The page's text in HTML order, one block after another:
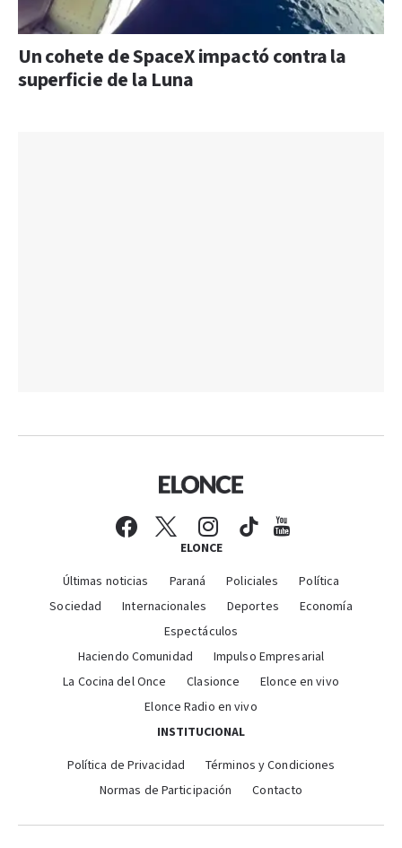
Un cohete de SpaceX impactó contra la
superficie de la Luna
ELONCE
Últimas noticias Paraná Policiales
Política
Sociedad
Internacionales Deportes
Economía
Espectáculos
Haciendo Comunidad
Impulso Empresarial
La Cocina del Once
Clasionce
Elonce en vivo
Elonce Radio en vivo
INSTITUCIONAL
Política de Privacidad
Términos y Condiciones
Normas de Participación
Contacto